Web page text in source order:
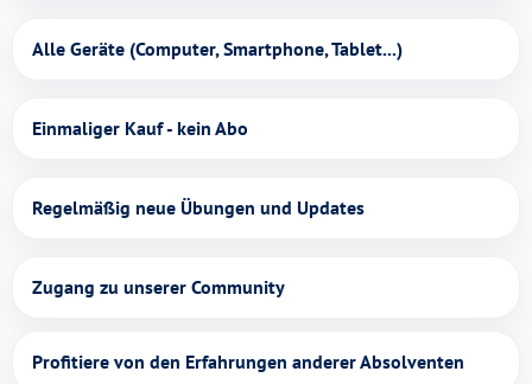
Alle Geräte (Computer, Smartphone, Tablet...)
Einmaliger Kauf - kein Abo
Regelmäßig neue Übungen und Updates
Zugang zu unserer Community
Profitiere von den Erfahrungen anderer Absolventen